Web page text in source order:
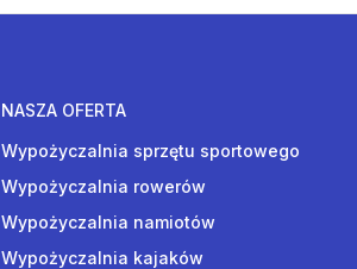
NASZA OFERTA
Wypożyczalnia sprzętu sportowego
Wypożyczalnia rowerów
Wypożyczalnia namiotów
Wypożyczalnia kajaków